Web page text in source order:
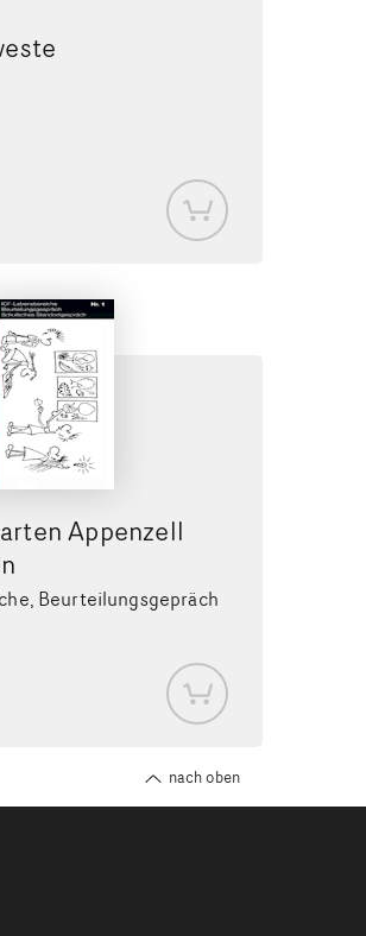
Appenzell
Beurteilungsgepräch
nach oben